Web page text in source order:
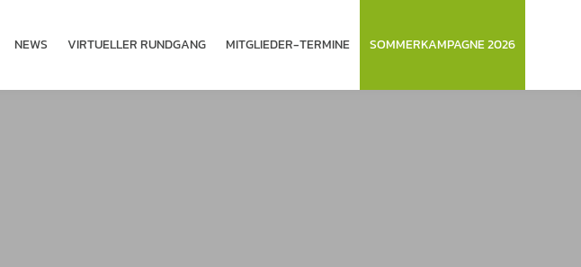
NEWS VIRTUELLER RUND­GANG MITGLIEDER-TERMINE SOMMERKAMPAGNE 2026